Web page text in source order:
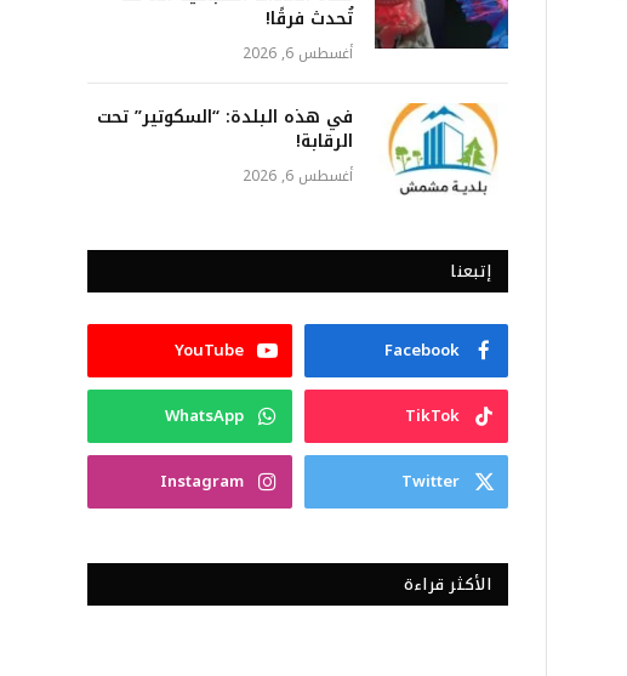
تُحدث فرقًا!
أغسطس 6, 2026
في هذه البلدة: “السكوتير” تحت
الرقابة!
أغسطس 6, 2026
إتبعنا
Facebook
YouTube
TikTok
WhatsApp
Twitter
Instagram
الأكثر قراءة